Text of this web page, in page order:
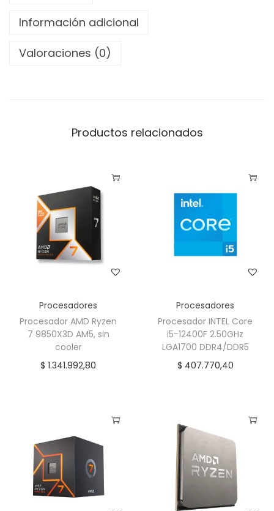
Información adicional
Valoraciones (0)
Productos relacionados
Procesadores
Procesador AMD Ryzen
7 9850X3D AM5, sin
cooler
$ 1.341.992,80
Procesadores
Procesador INTEL Core
i5-12400F 2.50GHz
LGA1700 DDR4/DDR5
$ 407.770,40